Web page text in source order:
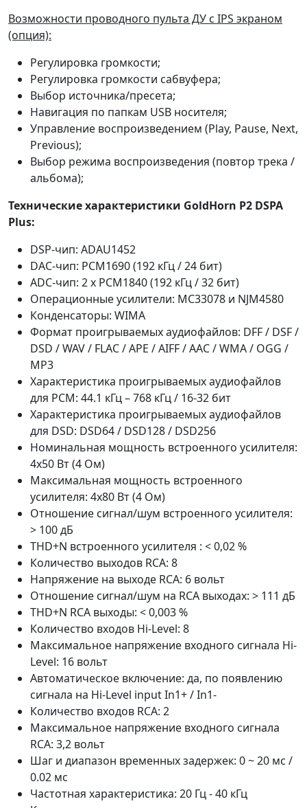
Возможности проводного пульта ДУ с IPS экраном
(опция):
Регулировка громкости;
Регулировка громкости сабвуфера;
Выбор источника/пресета;
Навигация по папкам USB носителя;
Управление воспроизведением (Play, Pause, Next,
Previous);
Выбор режима воспроизведения (повтор трека /
альбома);
Технические характеристики GoldHorn P2 DSPA
Plus:
DSP-чип: ADAU1452
DAC-чип: PCM1690 (192 кГц / 24 бит)
ADC-чип: 2 x PCM1840 (192 кГц / 32 бит)
Операционные усилители: MC33078 и NJM4580
Конденсаторы: WIMA
Формат проигрываемых аудиофайлов: DFF / DSF /
DSD / WAV / FLAC / APE / AIFF / AAC / WMA / OGG /
MP3
Характеристика проигрываемых аудиофайлов
для PCM: 44.1 кГц – 768 кГц / 16-32 бит
Характеристика проигрываемых аудиофайлов
для DSD: DSD64 / DSD128 / DSD256
Номинальная мощность встроенного усилителя:
4х50 Вт (4 Ом)
Максимальная мощность встроенного
усилителя: 4х80 Вт (4 Ом)
Отношение сигнал/шум встроенного усилителя:
> 100 дБ
THD+N встроенного усилителя : < 0,02 %
Количество выходов RCA: 8
Напряжение на выходе RCA: 6 вольт
Отношение сигнал/шум на RCA выходах: > 111 дБ
THD+N RCA выходы: < 0,003 %
Количество входов Hi-Level: 8
Максимальное напряжение входного сигнала Hi-
Level: 16 вольт
Автоматическое включение: да, по появлению
сигнала на Hi-Level input In1+ / In1-
Количество входов RCA: 2
Максимальное напряжение входного сигнала
RCA: 3,2 вольт
Шаг и диапазон временных задержек: 0 ~ 20 мс /
0.02 мс
Частотная характеристика: 20 Гц - 40 кГц